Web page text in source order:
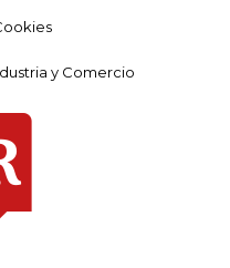
y Comercio